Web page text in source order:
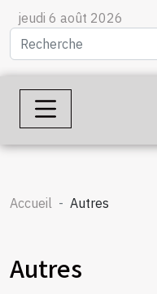
jeudi 6 août 2026
Accueil Autres
Autres